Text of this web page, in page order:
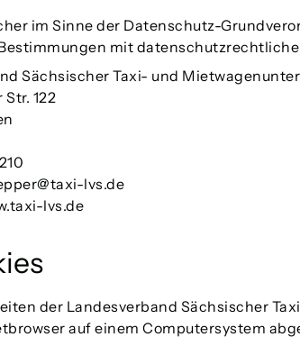
im Sinne der Datenschutz-
mit
Sächsischer Taxi- und
122
lvs.de
lvs.de
der Landesverband Sächsischer
auf einem Computersystem